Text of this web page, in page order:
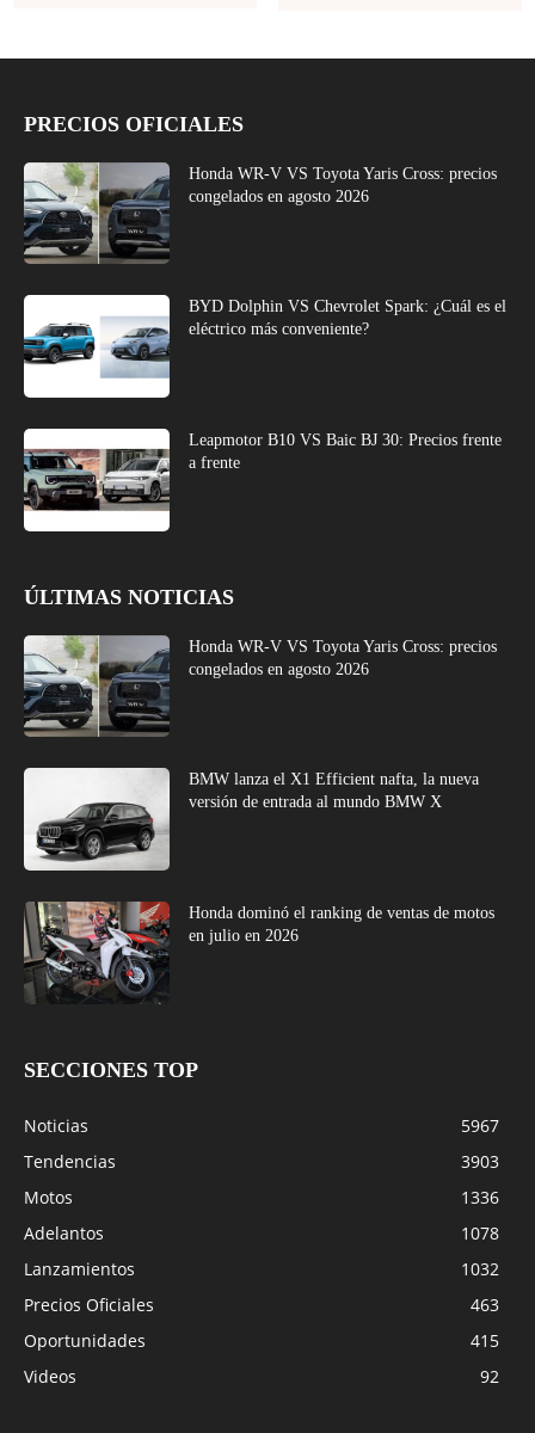
PRECIOS OFICIALES
Honda WR-V VS Toyota Yaris Cross: precios
congelados en agosto 2026
BYD Dolphin VS Chevrolet Spark: ¿Cuál es el
eléctrico más conveniente?
Leapmotor B10 VS Baic BJ 30: Precios frente
a frente
ÚLTIMAS NOTICIAS
Honda WR-V VS Toyota Yaris Cross: precios
congelados en agosto 2026
BMW lanza el X1 Efficient nafta, la nueva
versión de entrada al mundo BMW X
Honda dominó el ranking de ventas de motos
en julio en 2026
SECCIONES TOP
Noticias
5967
Tendencias
3903
Motos
1336
Adelantos
1078
Lanzamientos
1032
Precios Oficiales
463
Oportunidades
415
Videos
92